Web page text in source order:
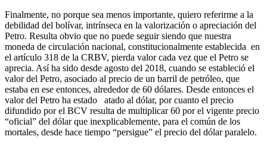
Finalmente, no porque sea menos importante, quiero referirme a la
debilidad del bolívar, intrínseca en la valorización o apreciación del
Petro. Resulta obvio que no puede seguir siendo que nuestra
moneda de circulación nacional, constitucionalmente establecida en
el artículo 318 de la CRBV, pierda valor cada vez que el Petro se
aprecia. Así ha sido desde agosto del 2018, cuando se estableció el
valor del Petro, asociado al precio de un barril de petróleo, que
estaba en ese entonces, alrededor de 60 dólares. Desde entonces el
valor del Petro ha estado atado al dólar, por cuanto el precio
difundido por el BCV resulta de multiplicar 60 por el vigente precio
“oficial” del dólar que inexplicablemente, para el común de los
mortales, desde hace tiempo “persigue” el precio del dólar paralelo.